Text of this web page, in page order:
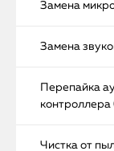
Замена
Замена
Перепайка
контроллера
Чистка от